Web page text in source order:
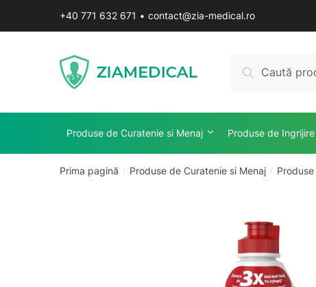
+40 771 632 671 • contact@zia-medical.ro
după:
Caută
Produse de Curatenie si Menaj Produse de
Prima pagină / Produse de Curatenie si Menaj /